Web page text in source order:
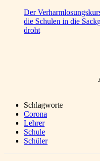
Der
die Schulen in die
droht
Schlagworte
Corona
Lehrer
Schule
Schüler